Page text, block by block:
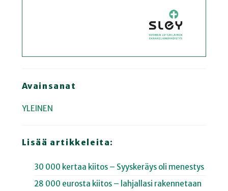
Avainsanat
YLEINEN
Lisää artikkeleita:
30 000 kertaa kiitos – Syyskeräys oli menestys
28 000 eurosta kiitos – lahjallasi rakennetaan